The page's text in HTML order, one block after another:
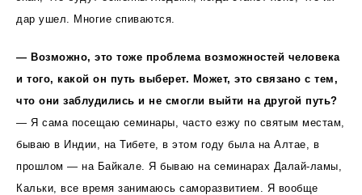
дар ушел. Многие спиваются.
— Возможно, это тоже проблема возможностей человека
и того, какой он путь выберет. Может, это связано с тем,
что они заблудились и не смогли выйти на другой путь?
— Я сама посещаю семинары, часто езжу по святым местам,
бываю в Индии, на Тибете, в этом году была на Алтае, в
прошлом — на Байкале. Я бываю на семинарах Далай-ламы,
Кальки, все время занимаюсь саморазвитием. Я вообще